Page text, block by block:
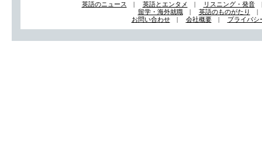
英語のニュース | 英語とエンタメ | リスニング・発音
留学・海外就職| 英語のものがたり
お問い合わせ| 会社概要| プライバシ